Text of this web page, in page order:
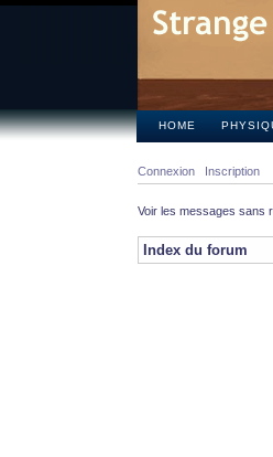
HOME
Connexion Inscription
Voir les messages sans
Index du forum